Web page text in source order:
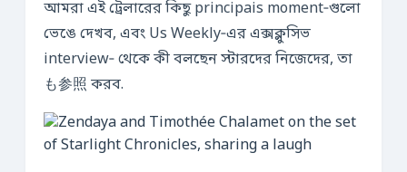
আমরা এই ট্রেলারের কিছু principais moment‑গুলো
ভেঙে দেখব, এবং Us Weekly‑এর এক্সক্লুসিভ
interview‑ থেকে কী বলছেন স্টারদের নিজেদের, তা
も参照 করব.